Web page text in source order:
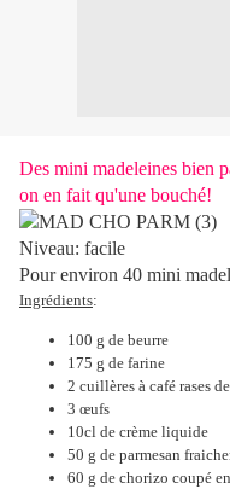
Des mini madeleines bien
on en fait qu'une bouché!
Niveau: facile
Pour environ 40 mini
Ingrédients:
100 g de beurre
175 g de farine
2 cuillères à café rases
3 œufs
10cl de crème liquide
50 g de parmesan
60 g de chorizo coupé